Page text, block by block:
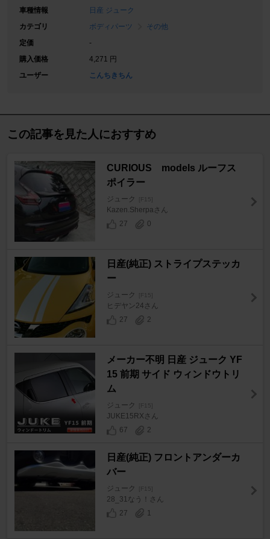
車種情報
日産 ジューク
カテゴリ
ボディパーツ
その他
定価
-
購入価格
4,271 円
ユーザー
こんちきちん
この記事を見た人におすすめ
CURIOUS models ルーフス
ポイラー
ジューク [F15]
Kazen.Sherpaさん
27
0
日産(純正) ストライプステッカ
ー
ジューク [F15]
ヒデヤン24さん
27
2
メーカー不明 日産 ジューク YF
15 前期 サイド ウィンドウトリ
ム
ジューク [F15]
JUKE15RXさん
67
2
日産(純正) フロントアンダーカ
バー
ジューク [F15]
28_31なう！さん
27
1